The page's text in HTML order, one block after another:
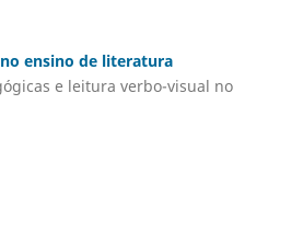
ensino de literatura
e leitura verbo-visual no